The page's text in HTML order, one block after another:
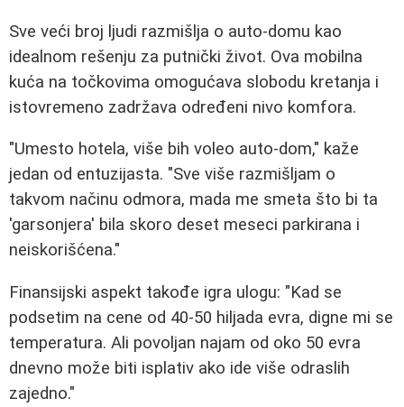
Sve veći broj ljudi razmišlja o auto-domu kao
idealnom rešenju za putnički život. Ova mobilna
kuća na točkovima omogućava slobodu kretanja i
istovremeno zadržava određeni nivo komfora.
"Umesto hotela, više bih voleo auto-dom," kaže
jedan od entuzijasta. "Sve više razmišljam o
takvom načinu odmora, mada me smeta što bi ta
'garsonjera' bila skoro deset meseci parkirana i
neiskorišćena."
Finansijski aspekt takođe igra ulogu: "Kad se
podsetim na cene od 40-50 hiljada evra, digne mi se
temperatura. Ali povoljan najam od oko 50 evra
dnevno može biti isplativ ako ide više odraslih
zajedno."